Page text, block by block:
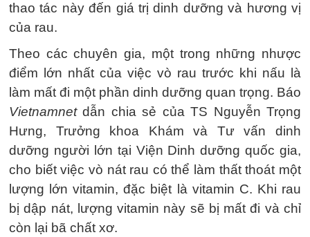
thao tác này đến giá trị dinh dưỡng và hương vị
của rau.
Theo các chuyên gia, một trong những nhược
điểm lớn nhất của việc vò rau trước khi nấu là
làm mất đi một phần dinh dưỡng quan trọng. Báo
Vietnamnetdẫn chia sẻ của TS Nguyễn Trọng
Hưng, Trưởng khoa Khám và Tư vấn dinh
dưỡng người lớn tại Viện Dinh dưỡng quốc gia,
cho biết việc vò nát rau có thể làm thất thoát một
lượng lớn vitamin, đặc biệt là vitamin C. Khi rau
bị dập nát, lượng vitamin này sẽ bị mất đi và chỉ
còn lại bã chất xơ.